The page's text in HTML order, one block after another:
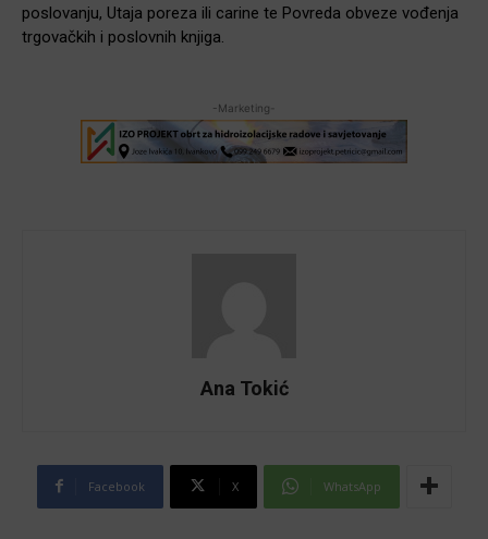
poslovanju, Utaja poreza ili carine te Povreda obveze vođenja
trgovačkih i poslovnih knjiga.
-Marketing-
Ana Tokić
Facebook X WhatsApp